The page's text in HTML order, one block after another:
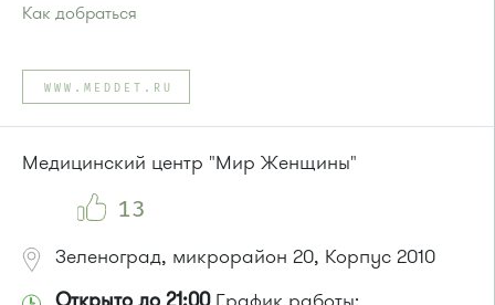
Как добраться
Автобусы № 2, 3, 9, 11, 19, 31, 32.
Маршрутка № 409м, 419м
или до остановки"Товары для дома":
Маршрутка № 408м, 419м, 476м
WWW.MEDDET.RU
Медицинский центр "Мир Женщины"
13
Зеленоград, микрорайон 20, Корпус 2010